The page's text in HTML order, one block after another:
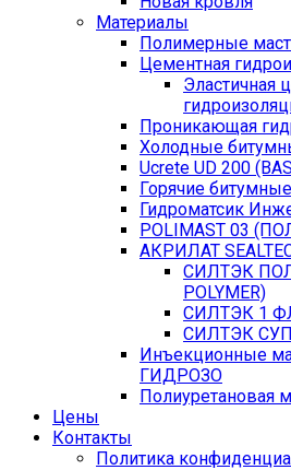
Материалы
Полимерные
Цементная
Эластичная
Проникающая
Холодные
Ucrete UD 200
Горячие
Гидроматсик
POLIMAST 03
АКРИЛАТ
СИЛТЭК
POLYMER)
СИЛТЭК 1
СИЛТЭК
Инъекционные
ГИДРОЗО
Полиуретановая
Цены
Контакты
Политика